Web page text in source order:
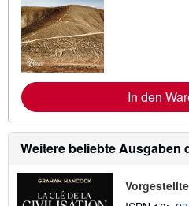
In den
Weitere beliebte Ausgaben